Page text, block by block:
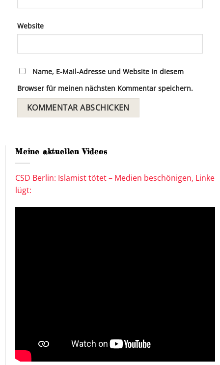
Website
Name, E-Mail-Adresse und Website in diesem
Browser für meinen nächsten Kommentar speichern.
Meine aktuellen Videos
CSD Berlin: Islamist tötet – Medien beschönigen, Linke
lügt: